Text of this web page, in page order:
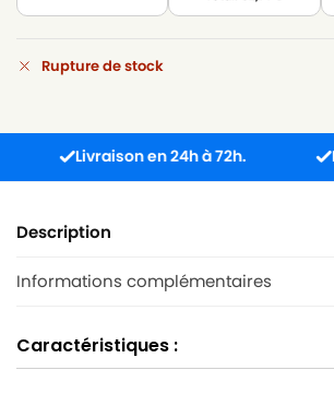
Rupture de stock
Livraison en 24h à 72h.
Description
Informations complémentaires
Caractéristiques :